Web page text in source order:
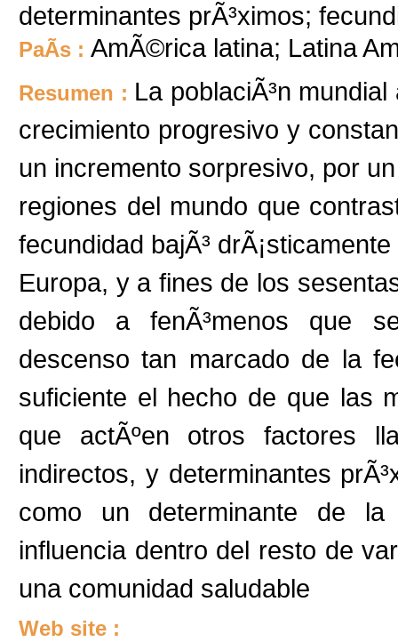
determinantes prÃ³ximos;
PaÃ­s : AmÃ©rica latina; Latina
Resumen : La poblaciÃ³n
crecimiento progresivo y
un incremento sorpresivo, por
regiones del mundo que
fecundidad bajÃ³
Europa, y a fines de los
debido a fenÃ³menos que
descenso tan marcado de la
suficiente el hecho de que las
que actÃºen otros factores
indirectos, y determinantes
como un determinante de
influencia dentro del resto de
una comunidad saludable
Web site :